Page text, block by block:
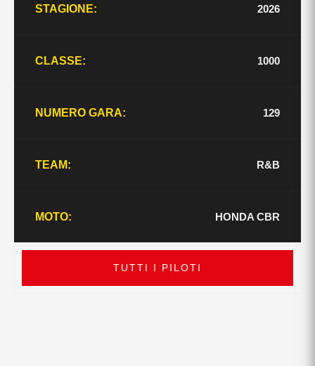
STAGIONE: 2026
CLASSE: 1000
NUMERO GARA: 129
TEAM: R&B
MOTO: HONDA CBR
TUTTI I PILOTI